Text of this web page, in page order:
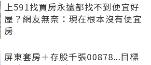
上591找買房永遠都找不到便宜好
屋？網友無奈：現在根本沒有便宜
房
屏東套房＋存股千張00878...目標